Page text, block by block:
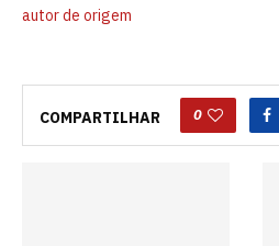
autor de origem
COMPARTILHAR 0